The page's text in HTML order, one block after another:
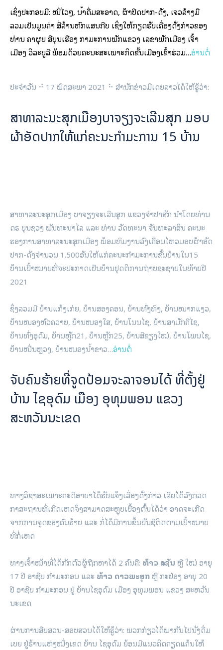
ເຊິ່ງປະກອບມີ: ໝີ່ໄວໆ, ນໍ້າດື່ມສະອາດ, ຜ້າປິດປາກ-ດັງ, ເຈວລ້າງມື
ລວມເປັນມູນຄ່າ ສີ່ລ້ານຫົກແສນກີບ ເຊິ່ງໃຫ້ກຽດຮັບເຄື່ອງດັ່ງກ່າວຂອງ
ທ່ານ ຄໍາຜຸຍ ສີບຸນເຮືອງ ກໍາມະການພັກແຂວງ ເລຂາພັກເມືອງ ເຈົ້າ
ເມືອງ ວິລະບູລີ ພ້ອມດ້ວຍຄະນະສະເພາະກິດຂັ້ນເມືອງເຂົ້າຮ່ວມ…ອ່ານຕໍ່
ປະຈຳວັນ ⠚ 17 ພຶດສະພາ 2021 ⠓ ສຳນັກຂ່າວມີເດຍລາວໄດ້ໃຫ້ຮູ້ວ່າ:
ສາທາລະນະສຸກເມືອງບາຈຽງຈະເລີນສຸກ ມອບ
ຜ້າອັດປາກໃຫ້ແກ່ຄະນະກຳມະການ 15 ບ້ານ
ສາທາລະນະສຸກເມືອງ ບາຈຽງຈະເລີນສຸກ ແຂວງຈຳປາສັກ ນຳໂດຍທ່ານ
ດຣ ບຸນຊວງ ພັນທະນາໄລ ແລະ ທ່ານ ວັດທະນາ ຈັນທະລາສິນ ຄະນະ
ຮອງການສາທາລະນະສຸກເມືອງ ພ້ອມທິມງານລົງເຄື່ອນໄຫວມອບຜ້າອັດ
ປາກ-ດັງຈຳນວນ 1.500ອັນໃຫ້ແກ່ຄະນະກຳມະການຂັ້ນບ້ານໃນ15
ບ້ານເປົ້າໝາຍທີ່ຈະປະກາດເປັນບ້ານຢຸດຕິການຖ່າຍຊະຊາຍໃນທ້າຍປີ
2021
ຊຶ່ງລວມມີ ບ້ານແກ້ງເກ່ຍ, ບ້ານສອງຄອນ, ບ້ານທົ່ງທິງ, ບ້ານໝາກແງວ,
ບ້ານໜອງຫົວຄວາຍ, ບ້ານໜອງໃສ, ບ້ານໂນນໄຊ, ບ້ານສາມັກຄີໄຊ,
ບ້ານທົ່ງອຸດົມ, ບ້ານຫຼັກ21, ບ້ານຫຼັກ25, ບ້ານສີຊຽງໃໝ່, ບ້ານໂພນໄຊ,
ບ້ານໝື່ນຫຼວງ, ບ້ານໜອງນໍ້າຂາວ…ອ່ານຕໍ່
ຈັບຄົນຮ້າຍທີ່ຈູດປ້ອມຈະລາຈອນໄດ້ ທີ່ຕັ້ງຢູ່
ບ້ານ ໄຊອຸດົມ ເມືອງ ອຸທຸມພອນ ແຂວງ
ສະຫວັນນະເຂດ
ທາງວິຊາສະເພາະຄະດີອາຍາໄດ້ຮັບແຈ້ງເລື່ອງດັ່ງກ່າວ ເລີຍໄດ້ລົງກວດ
ກາສະຖານທີ່ເກີດເຫດຈຶ່ງສາມາດສະຫຼຸບເບື້ອງຕົ້ນໄດ້ວ່າ ອາດຈະເກີດ
ຈາກການຈູດຂອງຄົນຮ້າຍ ແລະ ກໍ່ໄດ້ມີການຂຶ້ນບັນຊີຕິດຕາມເປົ້າໝາຍ
ທີ່ກໍ່ເຫດ
ທາງເຈົ້າໜ້າທີ່ໄດ້ກັກຕົວຜູ້ຖືກຫາໄດ້ 2 ຄົນຄື: ທ້າວ ລາຊັນ ຫຼື ໃໝ່ ອາຍຸ
17 ປີ ອາຊີບ ກຳມະກອນ ແລະ ທ້າວ ດາວພະສຸກ ຫຼື ກະຢ່ອງ ອາຍຸ 20
ປີ ອາຊີບ ກໍາມະກອນ ຢູ່ ບ້ານໄຊອຸດົມ ເມືອງ ອຸທຸມພອນ ແຂວງ ສະຫວັນ
ນະເຂດ
ຜ່ານການສືບສວນ-ສອບສວນໄດ້ໃຫ້ຮູ້ວ່າ: ພວກກ່ຽວໄດ້ພາກັນໄປນັ່ງດື່ມ
ເບຍ ຢູ່ຮ້ານແຫ່ງໜຶ່ງເຂດ ບ້ານ ໄຊອຸດົມ ຍ້ອນມີແນວຄິດຄຽດແຄ້ນໃຫ້